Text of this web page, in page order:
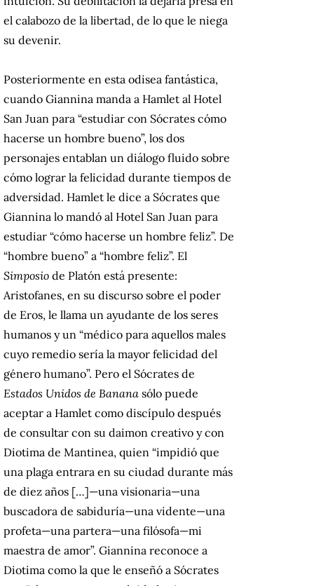
el calabozo de la libertad, de lo que le niega
su devenir.
Posteriormente en esta odisea fantástica,
cuando Giannina manda a Hamlet al Hotel
San Juan para “estudiar con Sócrates cómo
hacerse un hombre bueno”, los dos
personajes entablan un diálogo fluido sobre
cómo lograr la felicidad durante tiempos de
adversidad. Hamlet le dice a Sócrates que
Giannina lo mandó al Hotel San Juan para
estudiar “cómo hacerse un hombre feliz”. De
“hombre bueno” a “hombre feliz”. El
Simposio de Platón está presente:
Aristofanes, en su discurso sobre el poder
de Eros, le llama un ayudante de los seres
humanos y un “médico para aquellos males
cuyo remedio sería la mayor felicidad del
género humano”. Pero el Sócrates de
Estados Unidos de Banana sólo puede
aceptar a Hamlet como discípulo después
de consultar con su daimon creativo y con
Diotima de Mantinea, quien “impidió que
una plaga entrara en su ciudad durante más
de diez años […]—una visionaria—una
buscadora de sabiduría—una vidente—una
profeta—una partera—una filósofa—mi
maestra de amor”. Giannina reconoce a
Diotima como la que le enseñó a Sócrates